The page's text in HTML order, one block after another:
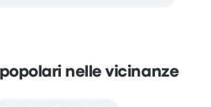
nelle vicinanze